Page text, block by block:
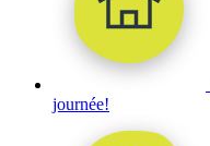
journée!